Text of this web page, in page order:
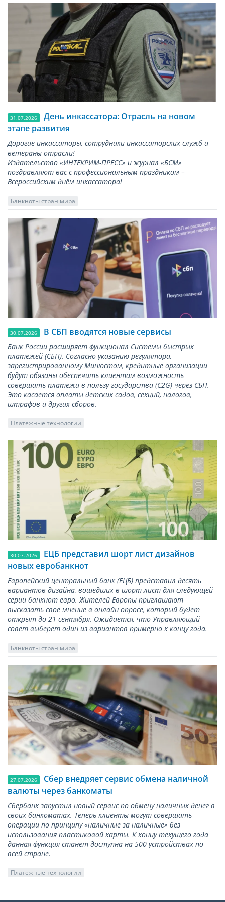
31.07.2026
День инкассатора: Отрасль на новом
этапе развития
Дорогие инкассаторы, сотрудники инкассаторских служб и
ветераны отрасли!
Издательство «ИНТЕКРИМ-ПРЕСС» и журнал «БСМ»
поздравляют вас с профессиональным праздником –
Всероссийским днём инкассатора!
Банкноты стран мира
30.07.2026 В СБП вводятся новые сервисы
Банк России расширяет функционал Системы быстрых
платежей (СБП). Согласно указанию регулятора,
зарегистрированному Минюстом, кредитные организации
будут обязаны обеспечить клиентам возможность
совершать платежи в пользу государства (С2G) через СБП.
Это касается оплаты детских садов, секций, налогов,
штрафов и других сборов.
Платежные технологии
30.07.2026
ЕЦБ представил шорт лист дизайнов
новых евробанкнот
Европейский центральный банк (ЕЦБ) представил десять
вариантов дизайна, вошедших в шорт лист для следующей
серии банкнот евро. Жителей Европы приглашают
высказать свое мнение в онлайн опросе, который будет
открыт до 21 сентября. Ожидается, что Управляющий
совет выберет один из вариантов примерно к концу года.
Банкноты стран мира
27.07.2026
Сбер внедряет сервис обмена наличной
валюты через банкоматы
Сбербанк запустил новый сервис по обмену наличных денег в
своих банкоматах. Теперь клиенты могут совершать
операции по принципу «наличные за наличные» без
использования пластиковой карты. К концу текущего года
данная функция станет доступна на 500 устройствах по
всей стране.
Платежные технологии